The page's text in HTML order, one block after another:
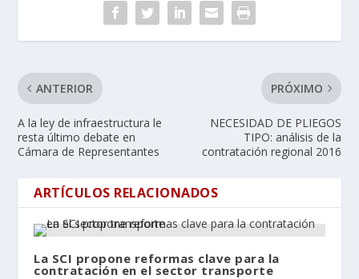
ANTERIOR
A la ley de infraestructura le
resta último debate en
Cámara de Representantes
PRÓXIMO
NECESIDAD DE PLIEGOS
TIPO: análisis de la
contratación regional 2016
ARTÍCULOS RELACIONADOS
La SCI propone reformas clave para la
contratación en el sector transporte